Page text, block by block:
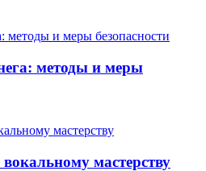
методы и меры
мастерству